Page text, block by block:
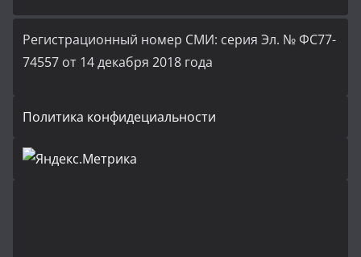
Регистрационный номер СМИ: серия Эл. № ФС77-
74557 от 14 декабря 2018 года
Политика конфидециальности